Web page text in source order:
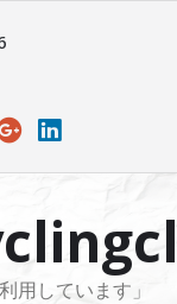
用しています」